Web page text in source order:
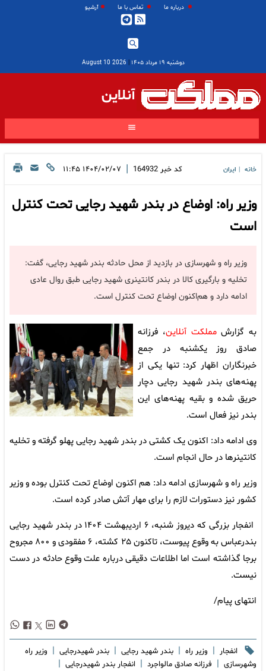
درباره ما تماس با ما آرشیو
دوشنبه ۱۹ مرداد ۱۴۰۵ |
2026 August 10
آنلاین
خانه ایران کد خبر 164932
| ۱۴۰۴/۰۲/۰۷ ۱۱:۴۵
وزیر راه: اوضاع در بندر شهید رجایی تحت کنترل
است
وزیر راه و شهرسازی در بازدید از محل حادثه بندر شهید رجایی، گفت:
تخلیه و بارگیری کالا در بندر کانتینری شهید رجایی طبق روال عادی
ادامه دارد و هم‌اکنون اوضاع تحت کنترل است.
به گزارشمملکت آنلاین، فرزانه
صادق روز یکشنبه در جمع
خبرنگاران اظهار کرد: تنها یکی از
پهنه‌های بندر شهید رجایی دچار
حریق شده و بقیه پهنه‌های این
بندر نیز فعال است.
وی ادامه داد: اکنون یک کشتی در بندر شهید رجایی پهلو گرفته و تخلیه
کانتینرها در حال انجام است.
وزیر راه و شهرسازی ادامه داد: هم اکنون اوضاع تحت کنترل بوده و وزیر
کشور نیز دستورات لازم را برای مهار آتش صادر کرده است.
انفجار بزرگی که دیروز شنبه، ۶ اردیبهشت ۱۴۰۴ در بندر شهید رجایی
بندرعباس به وقوع پیوست، تاکنون ۲۵ کشته، ۶ مفقودی و ۸۰۰ مجروح
برجا گذاشته است اما اطلاعات دقیقی درباره علت وقوع حادثه در دست
نیست.
انتهای پیام/
انفجار | وزیر راه | بندر شهید رجایی | بندر شهیدرجایی | وزیر راه
وشهرسازی | فرزانه صادق مالواجرد | انفجار بندر شهیدرجایی |